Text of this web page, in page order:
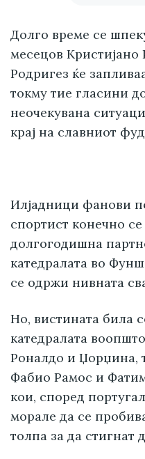
Долго време се
месецов
Родригез ќе
токму тие гласини
неочекувана
крај на славниот
Илјадници фанови
спортист конечно
долгогодишна
катедралата во
се одржи нивната
Но, вистината била
катедралата
Роналдо и Џорџина,
Фабио Рамос и
кои, според
морале да се
толпа за да стигнат